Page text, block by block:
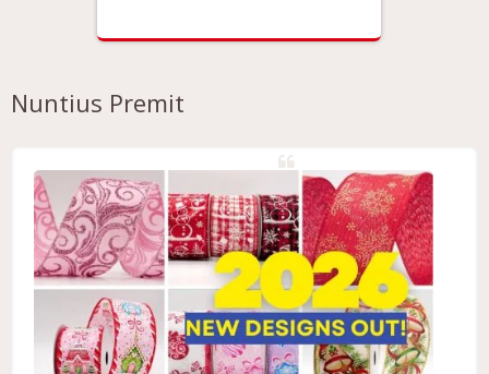
Nuntius Premit